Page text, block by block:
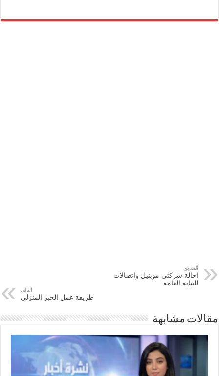
السابق
احالة شركتى موبنيل واتصالات
للنيابة العامة
التالي
طريقة عمل الخبز المنزلى
مقالات مشابهة